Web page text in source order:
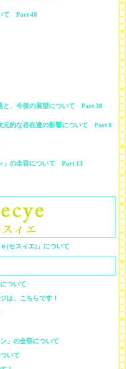
て Part 48
と、今後の展望について Part 38
元的な存在達の影響について Part 8
」の全容について Part 13
(セスィエ)」について
ついて
は、こちらです！
」の全容について
いて